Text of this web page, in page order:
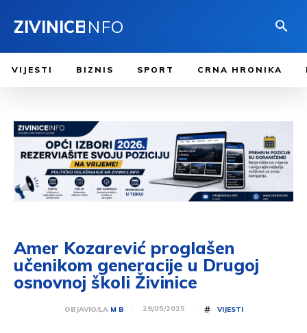
ZIVINICEINFO
VIJESTI BIZNIS SPORT CRNA HRONIKA
Amer Kozarević proglašen
učenikom generacije u Drugoj
osnovnoj školi Živinice
OBJAVIO/LA M B 29/05/2025 # VIJESTI